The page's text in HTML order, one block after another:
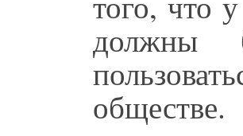
должны
обществе.